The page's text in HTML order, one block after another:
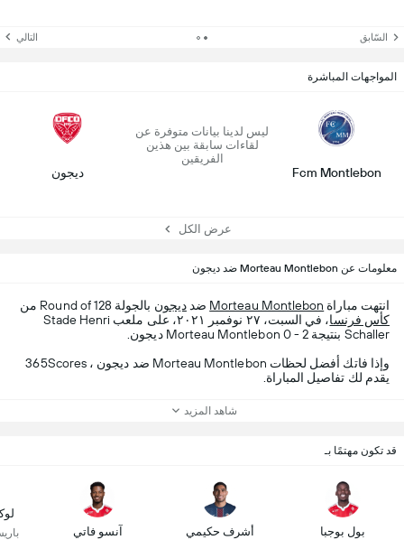
السّابق التالي
المواجهات المباشرة
Fcm Montlebon
ليس لدينا بيانات متوفرة عن
لقاءات سابقة بين هذين
الفريقين
ديجون
عرض الكل
معلومات عن Morteau Montlebon ضد ديجون
انتهت مباراة Morteau Montlebon ضدديجون بالجولة Round of 128 من
كأس فرنسا
، في السبت، ٢٧ نوفمبر ٢٠٢١، على ملعب Stade Henri
Schaller بنتيجة Morteau Montlebon 0 - 2 ديجون.
وإذا فاتك أفضل لحظات Morteau Montlebon ضد ديجون ، 365Scores
يقدم لك تفاصيل المباراة.
شاهد المزيد
قد تكون مهتمًا بـ
بول بوجبا أشرف حكيمي آنسو فاتي